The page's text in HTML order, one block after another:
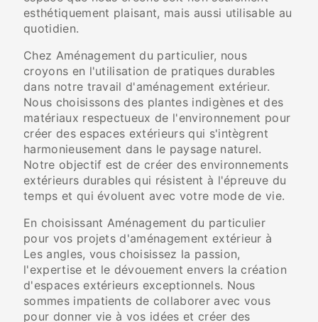
esthétiquement plaisant, mais aussi utilisable au
quotidien.
Chez Aménagement du particulier, nous
croyons en l'utilisation de pratiques durables
dans notre travail d'aménagement extérieur.
Nous choisissons des plantes indigènes et des
matériaux respectueux de l'environnement pour
créer des espaces extérieurs qui s'intègrent
harmonieusement dans le paysage naturel.
Notre objectif est de créer des environnements
extérieurs durables qui résistent à l'épreuve du
temps et qui évoluent avec votre mode de vie.
En choisissant Aménagement du particulier
pour vos projets d'aménagement extérieur à
Les angles, vous choisissez la passion,
l'expertise et le dévouement envers la création
d'espaces extérieurs exceptionnels. Nous
sommes impatients de collaborer avec vous
pour donner vie à vos idées et créer des